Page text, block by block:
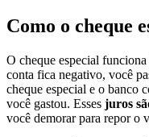
Como o cheque
O cheque especial
conta fica negativo, você
cheque especial e o banco
você gastou. Esses juros
você demorar para repor o